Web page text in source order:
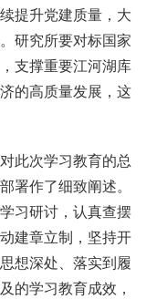
提升党建质量，大
研究所要对标国家
支撑重要江河湖库
的高质量发展，这
此次学习教育的总
署作了细致阐述。
习研讨，认真查摆
建章立制，坚持开
想深处、落实到履
的学习教育成效，